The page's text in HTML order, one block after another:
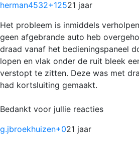
herman4532+12521 jaar
Het probleem is inmiddels
geen afgebrande auto heb
draad vanaf het bedieningspaneel
lopen en vlak onder de ruit bleek
verstopt te zitten. Deze was met
had kortsluiting gemaakt.
Bedankt voor jullie reacties
g.jbroekhuizen+021 jaar